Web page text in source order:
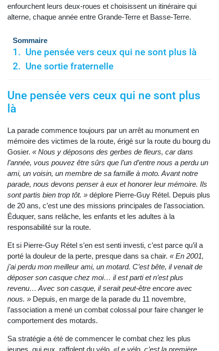
enfourchent leurs deux-roues et choisissent un itinéraire qui
alterne, chaque année entre Grande-Terre et Basse-Terre.
Sommaire
Une pensée vers ceux qui ne sont plus là
Une sortie fraternelle
Une pensée vers ceux qui ne sont plus
là
La parade commence toujours par un arrêt au monument en
mémoire des victimes de la route, érigé sur la route du bourg du
Gosier. « Nous y déposons des gerbes de fleurs, car dans
l’année, vous pouvez être sûrs que l’un d’entre nous a perdu un
ami, un voisin, un membre de sa famille à moto. Avant notre
parade, nous devons penser à eux et honorer leur mémoire. Ils
sont partis bien trop tôt. » déplore Pierre-Guy Rétel. Depuis plus
de 20 ans, c’est une des missions principales de l’association.
Éduquer, sans relâche, les enfants et les adultes à la
responsabilité sur la route.
Et si Pierre-Guy Rétel s’en est senti investi, c’est parce qu’il a
porté la douleur de la perte, presque dans sa chair. « En 2001,
j’ai perdu mon meilleur ami, un motard. C’est bête, il venait de
déposer son casque chez moi… il est parti et n’est plus
revenu… Avec son casque, il serait peut-être encore avec
nous. » Depuis, en marge de la parade du 11 novembre,
l’association a mené un combat colossal pour faire changer le
comportement des motards.
Sa stratégie a été de commencer le combat chez les plus
jeunes, qui eux, raffolent du vélo. «Le vélo, c’est la première